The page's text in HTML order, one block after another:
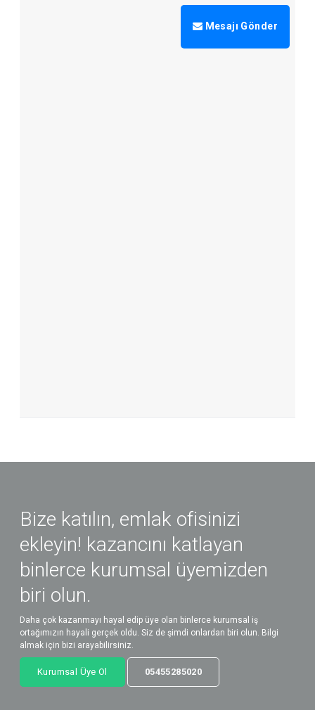
Mesajı Gönder
Bize katılın, emlak ofisinizi
ekleyin! kazancını katlayan
binlerce kurumsal üyemizden
biri olun.
Daha çok kazanmayı hayal edip üye olan binlerce kurumsal iş
ortağımızın hayali gerçek oldu. Siz de şimdi onlardan biri olun. Bilgi
almak için bizi arayabilirsiniz.
Kurumsal Üye Ol 05455285020